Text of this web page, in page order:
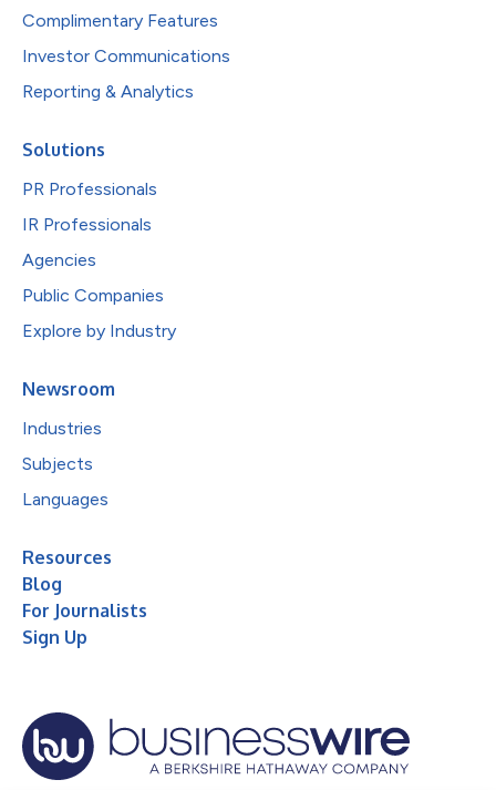
Complimentary Features
Investor Communications
Reporting & Analytics
Solutions
PR Professionals
IR Professionals
Agencies
Public Companies
Explore by Industry
Newsroom
Industries
Subjects
Languages
Resources
Blog
For Journalists
Sign Up